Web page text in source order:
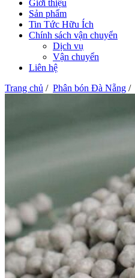
Giới thiệu
Sản phẩm
Tin Tức Hữu Ích
Chính sách vận chuyển
Dịch vụ
Vận chuyển
Liên hệ
Trang chủ / Phân bón Đà Nẵng /